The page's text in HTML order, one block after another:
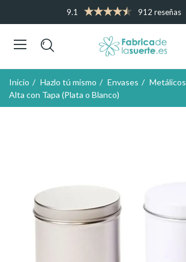
9.1 912 reseñas
Inicio Hazlo tú mismo Envases Metálicos
Alta con Tapa (Plata o Blanco)